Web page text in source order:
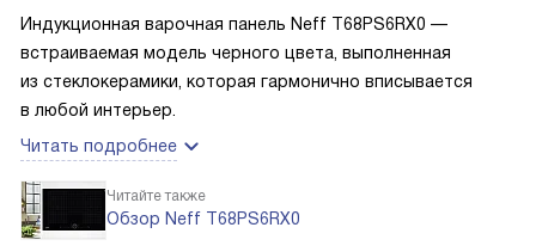
Индукционная варочная панель Neff T68PS6RX0 —
встраиваемая модель черного цвета, выполненная
из стеклокерамики, которая гармонично вписывается
в любой интерьер.
Читать подробнее
Читайте также
Обзор Neff T68PS6RX0